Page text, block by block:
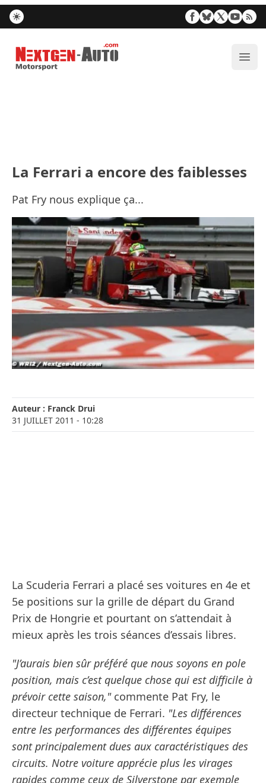
Nextgen-Auto.com
La Ferrari a encore des faiblesses
Pat Fry nous explique ça...
Auteur : Franck Drui
31 JUILLET 2011 - 10:28
La Scuderia Ferrari a placé ses voitures en 4e et
5e positions sur la grille de départ du Grand
Prix de Hongrie et pourtant on s’attendait à
mieux après les trois séances d’essais libres.
"J’aurais bien sûr préféré que nous soyons en pole
position, mais c’est quelque chose qui est difficile à
prévoir cette saison,"commente Pat Fry, le
directeur technique de Ferrari. "Les différences
entre les performances des différentes équipes
sont principalement dues aux caractéristiques des
circuits. Notre voiture apprécie plus les virages
rapides comme ceux de Silverstone par exemple